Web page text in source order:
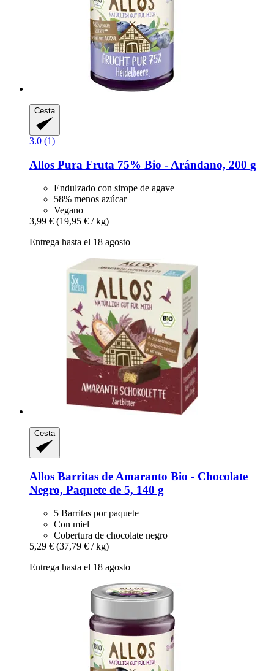
Cesta
3.0 (1)
Allos Pura Fruta 75% Bio -​ Arándano, 200 g
Endulzado con sirope de agave
58% menos azúcar
Vegano
3,99 € (19,95 € / kg)
Entrega hasta el 18 agosto
Cesta
Allos Barritas de Amaranto Bio -​ Chocolate
Negro, Paquete de 5, 140 g
5 Barritas por paquete
Con miel
Cobertura de chocolate negro
5,29 € (37,79 € / kg)
Entrega hasta el 18 agosto